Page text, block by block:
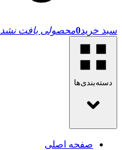
سبد خرید0محصولی یافت نشد
دسته‌بندی‌ها
صفحه اصلی